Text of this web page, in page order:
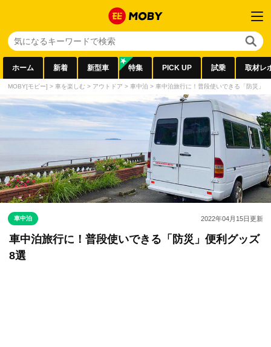
ホーム 新着 新型車 特集 PICK UP 試乗 取材レ
MOBY[モビー] > 車を楽しむ > アウトドア > 車中泊 > 車中泊旅行に！普段使いできる「防災」
車中泊 2022年04月15日更新
車中泊旅行に！普段使いできる「防災」便利グッズ
8選